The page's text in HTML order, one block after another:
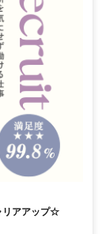
リアアップ☆